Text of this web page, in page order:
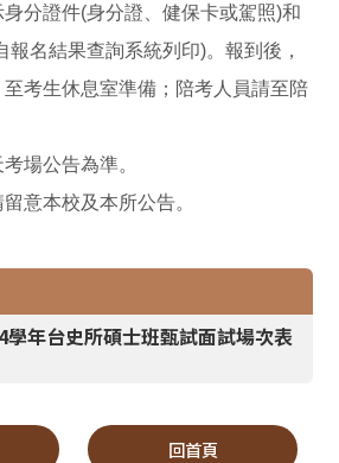
身分證件(身分證、健保卡或駕照)和
報名結果查詢系統列印)。報到後，
考生休息室準備；陪考人員請至陪
場公告為準。
意本校及本所公告。
年台史所碩士班甄試面試場次表
回首頁